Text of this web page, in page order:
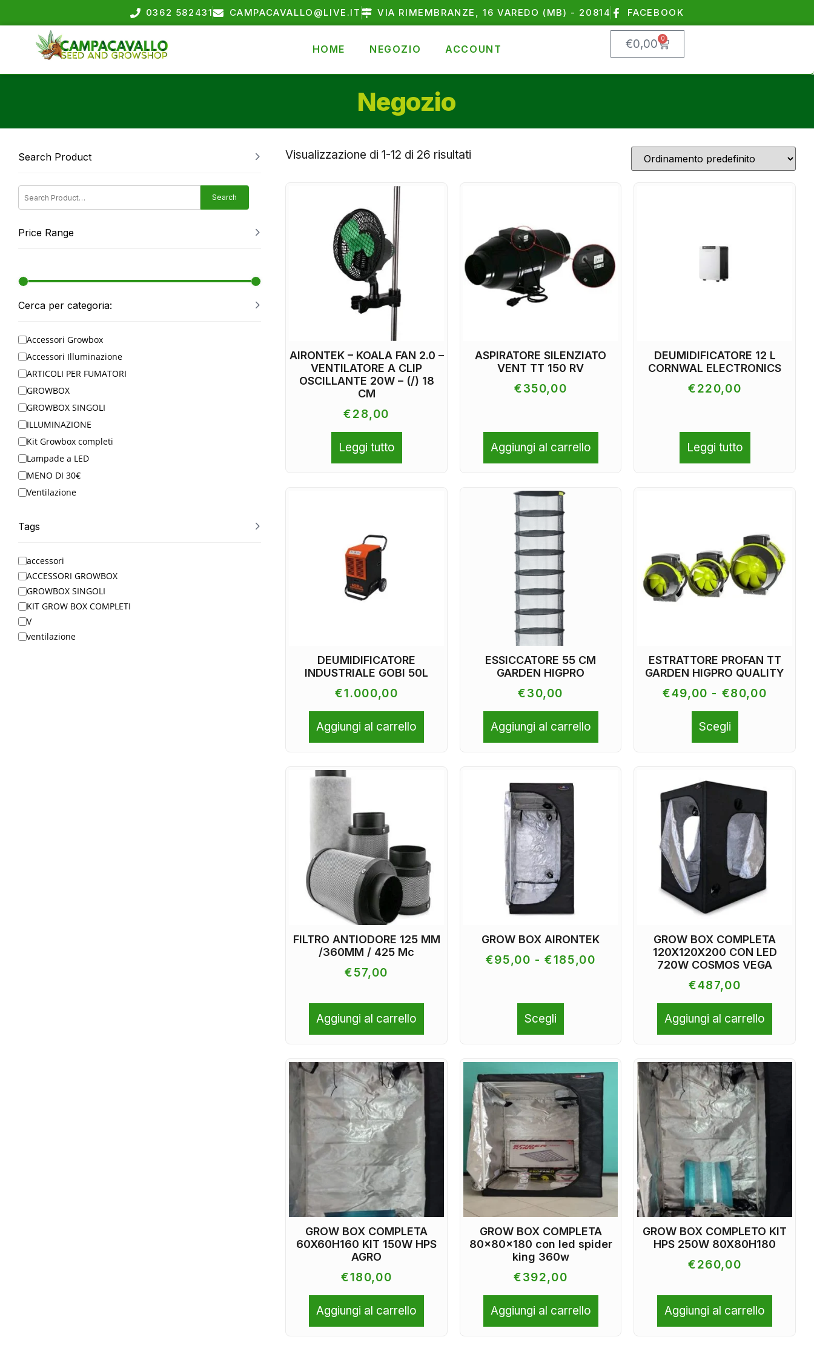
0362 582431 CAMPACAVALLO@LIVE.IT VIA RIMEMBRANZE, 16 VAREDO (MB) - 20814 FACEBOOK
HOME NEGOZIO ACCOUNT €0,00 0
Negozio
Search Product
Search
Price Range
Cerca per categoria:
Accessori Growbox
Accessori Illuminazione
ARTICOLI PER FUMATORI
GROWBOX
GROWBOX SINGOLI
ILLUMINAZIONE
Kit Growbox completi
Lampade a LED
MENO DI 30€
Ventilazione
Tags
accessori
ACCESSORI GROWBOX
GROWBOX SINGOLI
KIT GROW BOX COMPLETI
V
ventilazione
Visualizzazione di 1-12 di 26 risultati
AIRONTEK – KOALA FAN 2.0 –
VENTILATORE A CLIP
OSCILLANTE 20W – (/) 18
CM
€28,00
Leggi tutto
ASPIRATORE SILENZIATO
VENT TT 150 RV
€350,00
Aggiungi al carrello
DEUMIDIFICATORE 12 L
CORNWAL ELECTRONICS
€220,00
Leggi tutto
DEUMIDIFICATORE
INDUSTRIALE GOBI 50L
€1.000,00
Aggiungi al carrello
ESSICCATORE 55 CM
GARDEN HIGPRO
€30,00
Aggiungi al carrello
ESTRATTORE PROFAN TT
GARDEN HIGPRO QUALITY
€49,00 - €80,00
Scegli
FILTRO ANTIODORE 125 MM
/360MM / 425 Mc
€57,00
Aggiungi al carrello
GROW BOX AIRONTEK
€95,00 - €185,00
Scegli
GROW BOX COMPLETA
120X120X200 CON LED
720W COSMOS VEGA
€487,00
Aggiungi al carrello
GROW BOX COMPLETA
60X60H160 KIT 150W HPS
AGRO
€180,00
Aggiungi al carrello
GROW BOX COMPLETA
80x80x180 con led spider
king 360w
€392,00
Aggiungi al carrello
GROW BOX COMPLETO KIT
HPS 250W 80X80H180
€260,00
Aggiungi al carrello